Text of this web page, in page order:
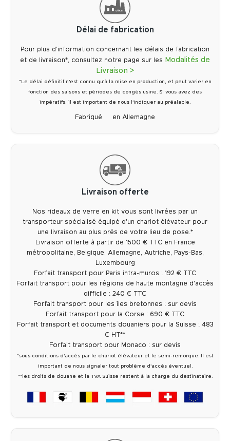
Délai de fabrication
Pour plus d’information concernant les délais de fabrication
et de livraison*, consultez notre page sur les
Modalités de
Livraison >
*Le délai définitif n'est connu qu'à la mise en production, et peut varier en
fonction des saisons et périodes de congés usine. Si vous avez des
impératifs, il est important de nous l'indiquer au préalable.
Fabriqué en Allemagne
Livraison offerte
Nos rideaux de verre en kit vous sont livrées par un
transporteur spécialisé équipé d'un chariot élévateur pour
une livraison au plus prés de votre lieu de pose.*
Livraison offerte à partir de 1500 € TTC en France
métropolitaine, Belgique, Allemagne, Autriche, Pays-Bas,
Luxembourg
Forfait transport pour Paris intra-muros : 192 € TTC
Forfait transport pour les régions de haute montagne d'accès
difficile : 240 € TTC
Forfait transport pour les îles bretonnes : sur devis
Forfait transport pour la Corse : 690 € TTC
Forfait transport et documents douaniers pour la Suisse : 483
€ HT**
Forfait transport pour Monaco : sur devis
*sous conditions d'accès par le chariot élévateur et le semi-remorque. Il est
important de nous signaler tout problème d'accès éventuel.
**les droits de douane et la TVA Suisse restent à la charge du destinataire.